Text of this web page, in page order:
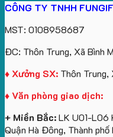
CÔNG TY TNHH
MST: 0108958687
ĐC: Thôn Trung, Xã Bình
♦ Xưởng SX: Thôn Trung,
♦ Văn phòng giao dịch:
+ Miền Bắc:LK U01-L06
Quận Hà Đông, Thành phố